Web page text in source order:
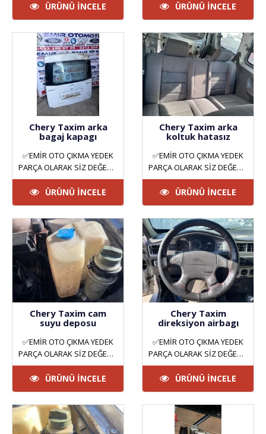
ÜRÜNÜ İNCELE ÜRÜNÜ İNCELE
Chery Taxim arka
bagaj kapagı
✅EMİR OTO ÇIKMA YEDEK
PARÇA OLARAK SİZ DEĞERLİ
MÜŞTERİLERİMİZE HİZMET
VERMEKTEYİZ. ANKARA
YILDIZ SAN..
ÜRÜNÜ İNCELE
Chery Taxim arka
koltuk hatasız
✅EMİR OTO ÇIKMA YEDEK
PARÇA OLARAK SİZ DEĞERLİ
MÜŞTERİLERİMİZE HİZMET
VERMEKTEYİZ. ANKARA
YILDIZ SAN..
ÜRÜNÜ İNCELE
Chery Taxim cam
suyu deposu
✅EMİR OTO ÇIKMA YEDEK
PARÇA OLARAK SİZ DEĞERLİ
MÜŞTERİLERİMİZE HİZMET
VERMEKTEYİZ. ANKARA
ÜRÜNÜ İNCELE
Chery Taxim
direksiyon airbagı
✅EMİR OTO ÇIKMA YEDEK
PARÇA OLARAK SİZ DEĞERLİ
MÜŞTERİLERİMİZE HİZMET
VERMEKTEYİZ. ANKARA
ÜRÜNÜ İNCELE